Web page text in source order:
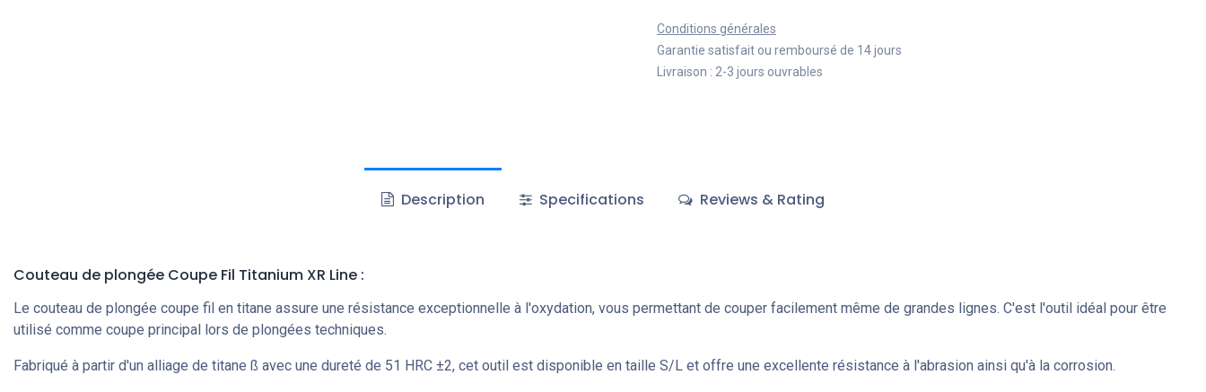
Conditions générales
Garantie satisfait ou remboursé de 14 jours
Livraison : 2-3 jours ouvrables
Description Specifications Reviews & Rating
Couteau de plongée Coupe Fil Titanium XR Line :
Le couteau de plongée coupe fil en titane assure une résistance exceptionnelle à l'oxydation, vous permettant de couper facilement même de grandes lignes. C'est l'outil idéal pour être
utilisé comme coupe principal lors de plongées techniques.
Fabriqué à partir d'un alliage de titane ß avec une dureté de 51 HRC ±2, cet outil est disponible en taille S/L et offre une excellente résistance à l'abrasion ainsi qu'à la corrosion.